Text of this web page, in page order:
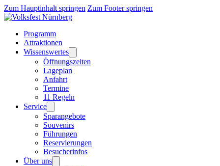
Zum Hauptinhalt springen Zum Footer springen
Programm
Attraktionen
Wissenswertes
Öffnungszeiten
Lageplan
Anfahrt
Termine
11 Regeln
Service
Sparangebote
Souvenirs
Führungen
Reservierungen
Besucherinfos
Über uns